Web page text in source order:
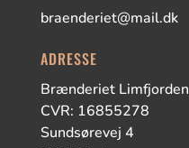
braenderiet@mail.dk
ADRESSE
Brænderiet Limfjorden
CVR: 16855278
Sundsørevej 4